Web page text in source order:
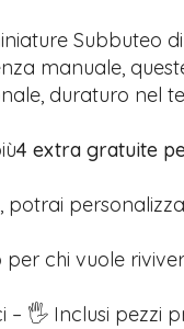
Subbuteo
manuale,
duraturo nel
4 extra gratuite
potrai
chi vuole
– 🖐️ Inclusi pezzi